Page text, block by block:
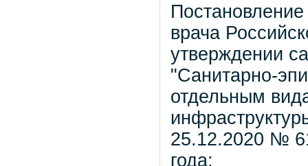
Постановление
врача
утверждении
"Санитарно-
отдельным
25.12.2020 №
года;